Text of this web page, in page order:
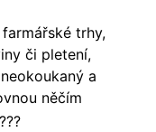
trhy,
či pletení,
a
něčím